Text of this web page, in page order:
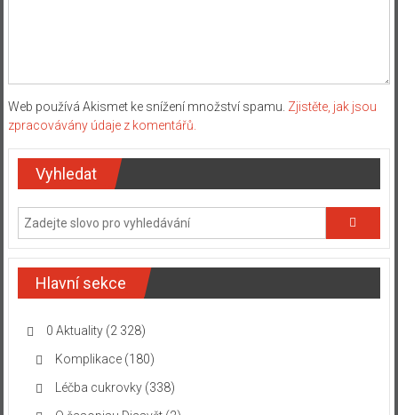
Web používá Akismet ke snížení množství spamu. Zjistěte, jak jsou
zpracovávány údaje z komentářů.
Vyhledat
Hlavní sekce
0 Aktuality(2 328)
Komplikace(180)
Léčba cukrovky(338)